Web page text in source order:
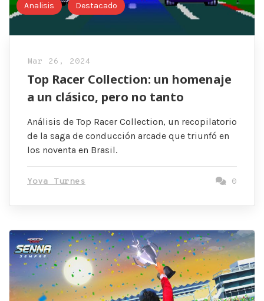
Analisis Destacado
Mar 26, 2024
Top Racer Collection: un homenaje
a un clásico, pero no tanto
Análisis de Top Racer Collection, un recopilatorio
de la saga de conducción arcade que triunfó en
los noventa en Brasil.
Yova Turnes 0